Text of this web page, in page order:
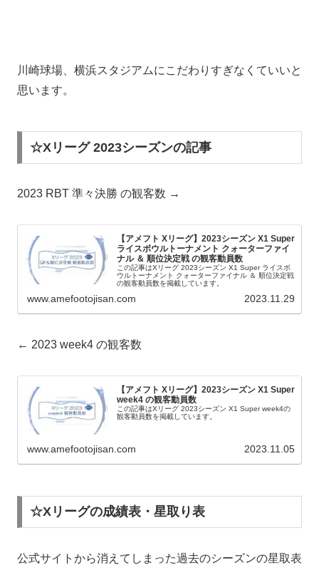
川崎球場、横浜スタジアムにこだわりすぎなくていいと
思います。
☆Xリーグ 2023シーズンの記事
2023 RBT 準々決勝 の観客数 →
【アメフト Xリーグ】2023シーズン X1 Super
ライスボウルトーナメント クォーターファイ
ナル ＆ 順位決定戦 の観客動員数
この記事はXリーグ 2023シーズン X1 Super ライスボ
ウルトーナメント クォーターファイナル ＆ 順位決定戦
の観客動員数を掲載しています。
www.amefootojisan.com 2023.11.29
← 2023 week4 の観客数
【アメフト Xリーグ】2023シーズン X1 Super
week4 の観客動員数
この記事はXリーグ 2023シーズン X1 Super week4の
観客動員数を掲載しています。
www.amefootojisan.com 2023.11.05
☆Xリーグの成績表・星取り表
公式サイトから消えてしまった過去のシーズンの星取表